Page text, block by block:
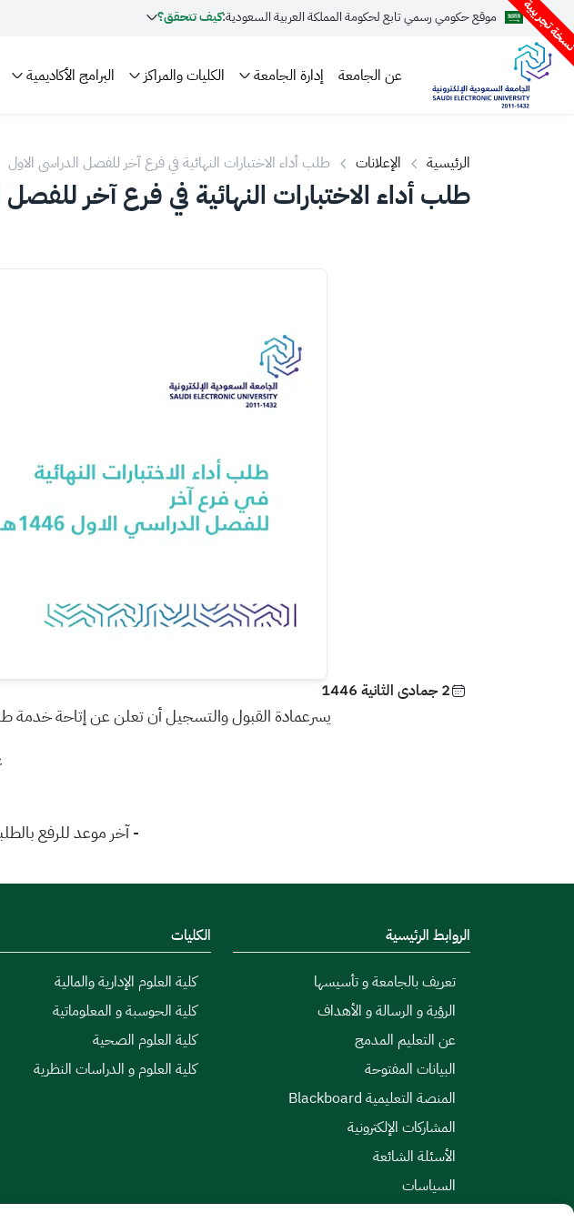
تجريبية موقع حكومي رسمي تابع لحكومة المملكة العربية السعودية:كيف تتحقق؟
عن الجامعة إدارة الجامعة الكليات والمراكز البرامج الأكاديمية
الرئيسية الإعلانات
طلب أداء الاختبارات النهائية في فرع آخر للفصل الدراسي الاول
1446هـ
طلب أداء الاختبارات النهائية في فرع آخر للفصل
2 جمادى الثانية 1446
يسرعمادة القبول والتسجيل أن تعلن عن إتاحة خدمة طلب
- آخر موعد للرفع بالطلبات
الروابط الرئيسية
تعريف بالجامعة و تأسيسها
الرؤية و الرسالة و الأهداف
عن التعليم المدمج
البيانات المفتوحة
المنصة التعليمية Blackboard
المشاركات الإلكترونية
الأسئلة الشائعة
السياسات
الكليات
كلية العلوم الإدارية والمالية
كلية الحوسبة و المعلوماتية
كلية العلوم الصحية
كلية العلوم و الدراسات النظرية